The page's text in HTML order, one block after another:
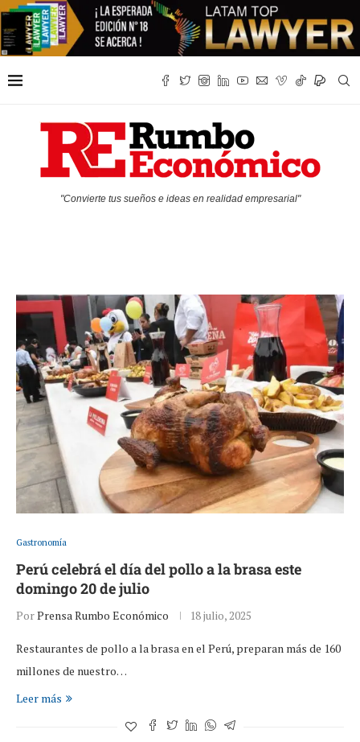
"Convierte tus sueños e ideas en realidad empresarial"
Gastronomía
Perú celebrá el día del pollo a la brasa este
domingo 20 de julio
PorPrensa Rumbo Económico 18 julio, 2025
Restaurantes de pollo a la brasa en el Perú, preparan más de 160
millones de nuestro…
Leer más